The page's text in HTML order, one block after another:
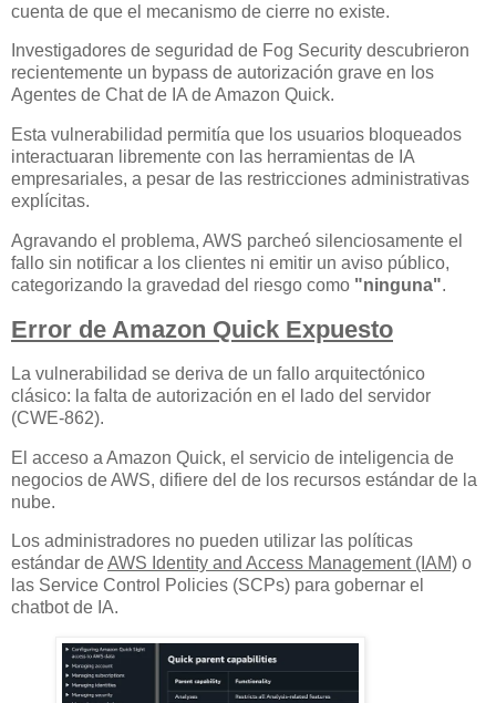
cuenta de que el mecanismo de cierre no existe.
Investigadores de seguridad de Fog Security descubrieron
recientemente un bypass de autorización grave en los
Agentes de Chat de IA de Amazon Quick.
Esta vulnerabilidad permitía que los usuarios bloqueados
interactuaran libremente con las herramientas de IA
empresariales, a pesar de las restricciones administrativas
explícitas.
Agravando el problema, AWS parcheó silenciosamente el
fallo sin notificar a los clientes ni emitir un aviso público,
categorizando la gravedad del riesgo como "ninguna".
Error de Amazon Quick Expuesto
La vulnerabilidad se deriva de un fallo arquitectónico
clásico: la falta de autorización en el lado del servidor
(CWE-862).
El acceso a Amazon Quick, el servicio de inteligencia de
negocios de AWS, difiere del de los recursos estándar de la
nube.
Los administradores no pueden utilizar las políticas
estándar deAWS Identity and Access Management (IAM) o
las Service Control Policies (SCPs) para gobernar el
chatbot de IA.